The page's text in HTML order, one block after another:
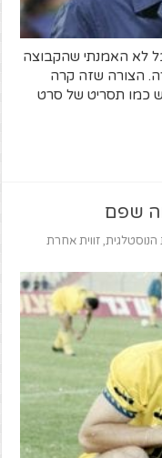
לא האמנתי שהקבוצה
הצורה שזה קרה
כמו תסריט של סרט
שפם
הנוסטלגית,זווית אחרת